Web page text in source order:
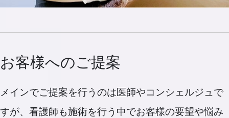
お客様へのご提案
メインでご提案を行うのは医師やコンシェルジュで
すが、看護師も施術を行う中でお客様の要望や悩み